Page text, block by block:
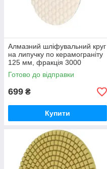
Алмазний шліфувальний круг
на липучку по керамограніту
125 мм, фракція 3000
FasterTools (Е7158)
Готово до відправки
699 ₴
Купити